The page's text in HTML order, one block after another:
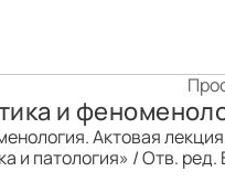
и
Актовая
и патология» / Отв. ред.